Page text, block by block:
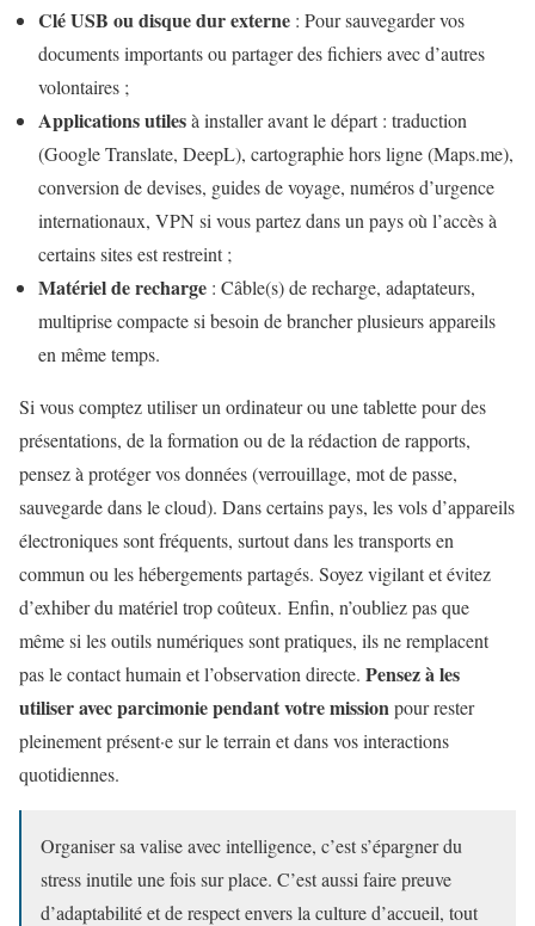
Clé USB ou disque dur externe : Pour sauvegarder vos
documents importants ou partager des fichiers avec d’autres
volontaires ;
Applications utilesà installer avant le départ : traduction
(Google Translate, DeepL), cartographie hors ligne (Maps.me),
conversion de devises, guides de voyage, numéros d’urgence
internationaux, VPN si vous partez dans un pays où l’accès à
certains sites est restreint ;
Matériel de recharge : Câble(s) de recharge, adaptateurs,
multiprise compacte si besoin de brancher plusieurs appareils
en même temps.
Si vous comptez utiliser un ordinateur ou une tablette pour des
présentations, de la formation ou de la rédaction de rapports,
pensez à protéger vos données (verrouillage, mot de passe,
sauvegarde dans le cloud). Dans certains pays, les vols d’appareils
électroniques sont fréquents, surtout dans les transports en
commun ou les hébergements partagés. Soyez vigilant et évitez
d’exhiber du matériel trop coûteux. Enfin, n’oubliez pas que
même si les outils numériques sont pratiques, ils ne remplacent
pas le contact humain et l’observation directe. Pensez à les
utiliser avec parcimonie pendant votre missionpour rester
pleinement présent·e sur le terrain et dans vos interactions
quotidiennes.
Organiser sa valise avec intelligence, c’est s’épargner du
stress inutile une fois sur place. C’est aussi faire preuve
d’adaptabilité et de respect envers la culture d’accueil, tout